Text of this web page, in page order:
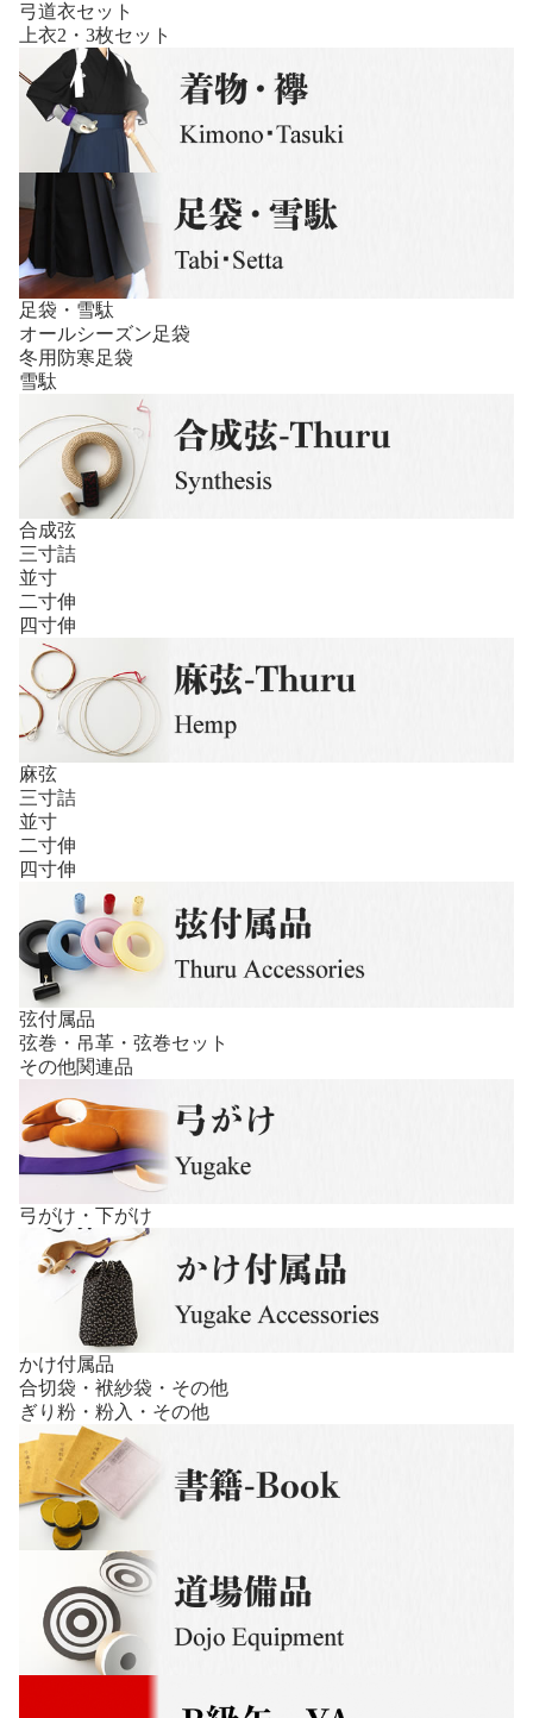
弓道衣セット
上衣2・3枚セット
足袋・雪駄
オールシーズン足袋
冬用防寒足袋
雪駄
合成弦
三寸詰
並寸
二寸伸
四寸伸
麻弦
三寸詰
並寸
二寸伸
四寸伸
弦付属品
弦巻・吊革・弦巻セット
その他関連品
弓がけ・下がけ
かけ付属品
合切袋・袱紗袋・その他
ぎり粉・粉入・その他